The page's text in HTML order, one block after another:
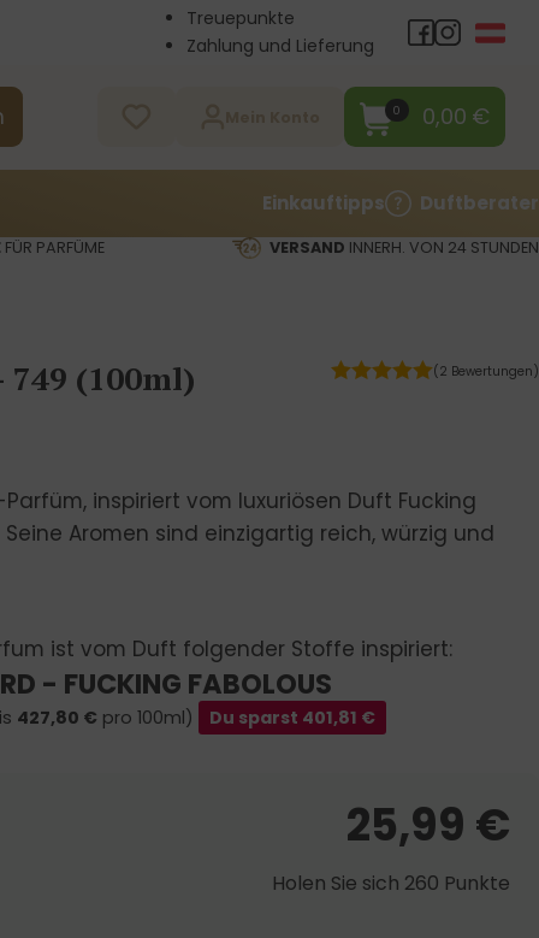
Treuepunkte
Zahlung und Lieferung
0 0,00 €
Einkauftipps Duftberater
FÜR PARFÜME VERSAND INNERH. VON 24 STUNDEN
749 (100ml) (2 Bewertungen)
inspiriert vom luxuriösen Duft Fucking
Seine Aromen sind einzigartig reich, würzig und
ist vom Duft folgender Stoffe inspiriert:
- FUCKING FABOLOUS
427,80 € pro 100ml) Du sparst 401,81 €
25,99 €
Holen Sie sich 260 Punkte